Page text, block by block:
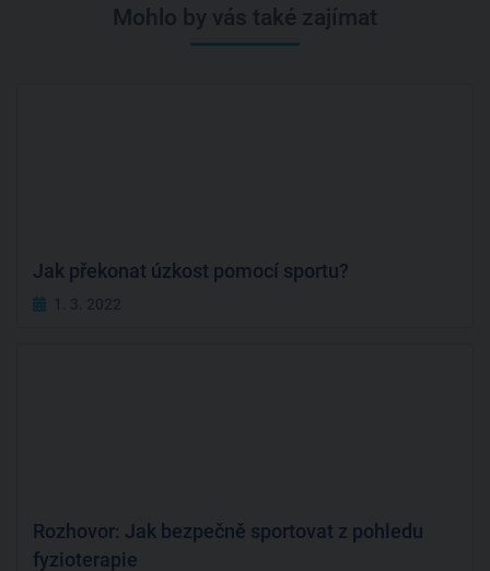
Mohlo by vás také zajímat
Jak překonat úzkost pomocí sportu?
1. 3. 2022
Rozhovor: Jak bezpečně sportovat z pohledu
fyzioterapie